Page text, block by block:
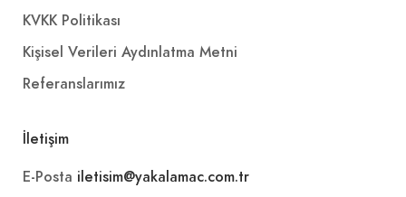
KVKK Politikası
Kişisel Verileri Aydınlatma Metni
Referanslarımız
İletişim
E-Posta iletisim@yakalamac.com.tr